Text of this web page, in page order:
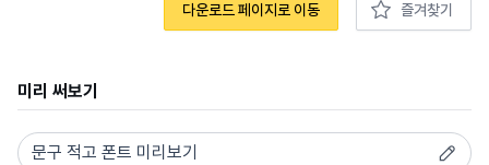
다운로드 페이지로 이동 즐겨찾기
미리 써보기